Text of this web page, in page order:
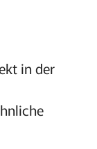
in der